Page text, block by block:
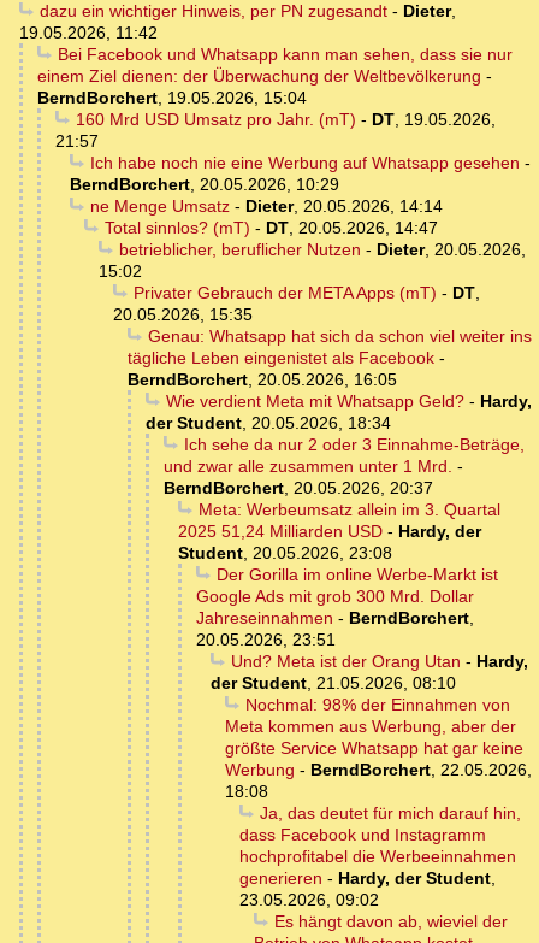
dazu ein wichtiger Hinweis, per PN zugesandt- Dieter,
19.05.2026, 11:42
Bei Facebook und Whatsapp kann man sehen, dass sie nur
einem Ziel dienen: der Überwachung der Weltbevölkerung -
BerndBorchert, 19.05.2026, 15:04
160 Mrd USD Umsatz pro Jahr. (mT) - DT, 19.05.2026,
21:57
Ich habe noch nie eine Werbung auf Whatsapp gesehen -
BerndBorchert, 20.05.2026, 10:29
ne Menge Umsatz- Dieter, 20.05.2026, 14:14
Total sinnlos? (mT) - DT, 20.05.2026, 14:47
betrieblicher, beruflicher Nutzen - Dieter, 20.05.2026,
15:02
Privater Gebrauch der META Apps (mT) - DT,
20.05.2026, 15:35
Genau: Whatsapp hat sich da schon viel weiter ins
tägliche Leben eingenistet als Facebook -
BerndBorchert, 20.05.2026, 16:05
Wie verdient Meta mit Whatsapp Geld?- Hardy,
der Student, 20.05.2026, 18:34
Ich sehe da nur 2 oder 3 Einnahme-Beträge,
und zwar alle zusammen unter 1 Mrd. -
BerndBorchert, 20.05.2026, 20:37
Meta: Werbeumsatz allein im 3. Quartal
2025 51,24 Milliarden USD - Hardy, der
Student, 20.05.2026, 23:08
Der Gorilla im online Werbe-Markt ist
Google Ads mit grob 300 Mrd. Dollar
Jahreseinnahmen - BerndBorchert,
20.05.2026, 23:51
Und? Meta ist der Orang Utan - Hardy,
der Student, 21.05.2026, 08:10
Nochmal: 98% der Einnahmen von
Meta kommen aus Werbung, aber der
größte Service Whatsapp hat gar keine
Werbung - BerndBorchert, 22.05.2026,
18:08
Ja, das deutet für mich darauf hin,
dass Facebook und Instagramm
hochprofitabel die Werbeeinnahmen
generieren - Hardy, der Student,
23.05.2026, 09:02
Es hängt davon ab, wieviel der